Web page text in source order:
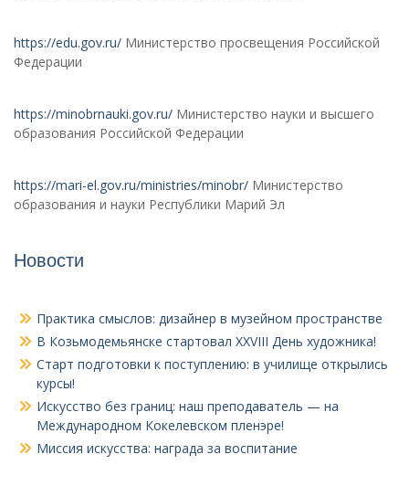
https://edu.gov.ru/ Министерство просвещения Российской
Федерации
https://minobrnauki.gov.ru/ Министерство науки и высшего
образования Российской Федерации
https://mari-el.gov.ru/ministries/minobr/ Министерство
образования и науки Республики Марий Эл
Новости
Практика смыслов: дизайнер в музейном пространстве
В Козьмодемьянске стартовал XXVIII День художника!
Старт подготовки к поступлению: в училище открылись
курсы!
Искусство без границ: наш преподаватель — на
Международном Кокелевском пленэре!
Миссия искусства: награда за воспитание